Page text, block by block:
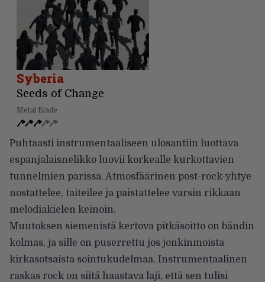
Syberia
Seeds of Change
Metal Blade
Puhtaasti instrumentaaliseen ulosantiin luottava
espanjalaisnelikko luovii korkealle kurkottavien
tunnelmien parissa. Atmosfäärinen post-rock-yhtye
nostattelee, taiteilee ja paistattelee varsin rikkaan
melodiakielen keinoin.
Muutoksen siemenistä kertova pitkäsoitto on bändin
kolmas, ja sille on puserrettu jos jonkinmoista
kirkasotsaista sointukudelmaa. Instrumentaalinen
raskas rock on siitä haastava laji, että sen tulisi